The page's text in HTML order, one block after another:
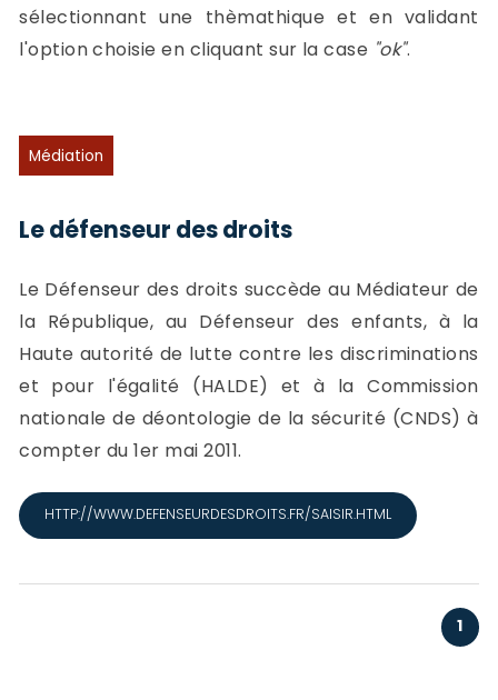
sélectionnant une thèmathique et en validant
l'option choisie en cliquant sur la case "ok".
Médiation
Le défenseur des droits
Le Défenseur des droits succède au Médiateur de
la République, au Défenseur des enfants, à la
Haute autorité de lutte contre les discriminations
et pour l'égalité (HALDE) et à la Commission
nationale de déontologie de la sécurité (CNDS) à
compter du 1er mai 2011.
HTTP://WWW.DEFENSEURDESDROITS.FR/SAISIR.HTML
1